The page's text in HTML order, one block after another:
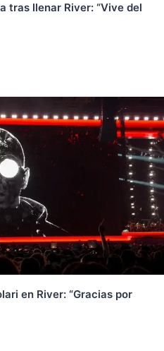
tras llenar River: “Vive del
en River: “Gracias por